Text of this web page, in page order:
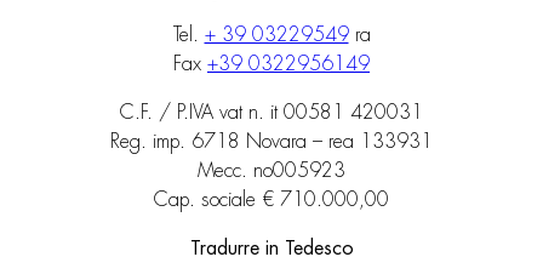
Tel. + 39 03229549ra
Fax +39 0322956149
C.F. / P.IVA vat n. it 00581 420031
Reg. imp. 6718 Novara – rea 133931
Mecc. no005923
Cap. sociale € 710.000,00
Tradurre in Tedesco